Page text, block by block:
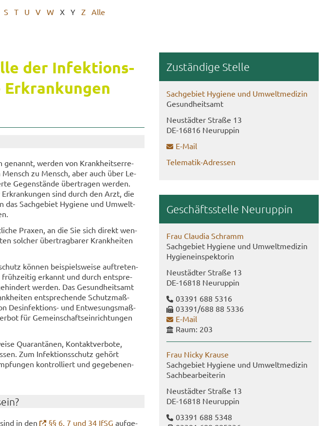
S T U V W X Y Z Alle
der In­fek­ti­ons­
ge­nannt, wer­den von Krank­heits­er­re­
zu Mensch, aber auch über Le­
Ge­gen­stän­de über­tra­gen wer­den.
sind durch den Arzt, die
das Sach­ge­biet Hy­gie­ne und Um­welt­
Pra­xen, an die Sie sich di­rekt wen­
sol­cher über­trag­ba­rer Krank­hei­ten
kön­nen bei­spiels­wei­se auf­tre­ten­
er­kannt und durch ent­spre­
wer­den. Das Ge­sund­heits­amt
ent­spre­chen­de Schutz­maß­
Desinfektions-​ und Ent­we­sungs­maß­
für Ge­mein­schafts­ein­rich­tun­gen
Qua­ran­tä­nen, Kon­takt­ver­bo­te,
Zum In­fek­ti­ons­schutz ge­hört
kon­trol­liert und ge­ge­be­nen­
in den §§ 6, 7 und 34 IfSG auf­ge­
Zu­stän­di­ge Stel­le
Sach­ge­biet Hy­gie­ne und Um­welt­me­di­zin
Ge­sund­heits­amt
Neu­städ­ter Stra­ße 13
DE-​16816 Neu­rup­pin
E-​Mail
Telematik-​Adressen
Ge­schäfts­stel­le Neu­rup­pin
Frau Clau­dia Schramm
Sach­ge­biet Hy­gie­ne und Um­welt­me­di­zin
Hy­gie­nein­spek­to­rin
Neu­städ­ter Stra­ße 13
DE-​16818 Neu­rup­pin
03391 688 5316
03391/688 88 5336
E-​Mail
Raum: 203
Frau Nicky Krau­se
Sach­ge­biet Hy­gie­ne und Um­welt­me­di­zin
Sach­be­ar­bei­te­rin
Neu­städ­ter Stra­ße 13
DE-​16818 Neu­rup­pin
03391 688 5348